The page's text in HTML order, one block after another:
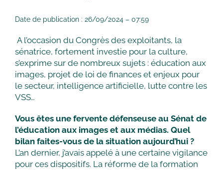
Date de publication : 26/09/2024 – 07:59
A l’occasion du Congrès des exploitants, la
sénatrice, fortement investie pour la culture,
s’exprime sur de nombreux sujets : éducation aux
images, projet de loi de finances et enjeux pour
le secteur, intelligence artificielle, lutte contre les
VSS…
Vous êtes une fervente défenseuse au Sénat de
l’éducation aux images et aux médias. Quel
bilan faites-vous de la situation aujourd’hui ?
L’an dernier, j’avais appelé à une certaine vigilance
pour ces dispositifs. La réforme de la formation